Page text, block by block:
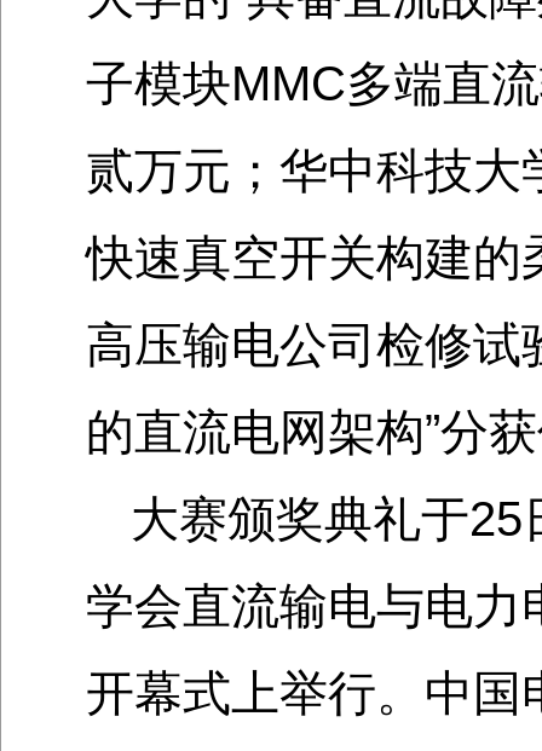
子模块MMC多端直
贰万元；华中科技大
快速真空开关构建的
高压输电公司检修试
的直流电网架构”分
大赛颁奖典礼于
学会直流输电与电
开幕式上举行。中